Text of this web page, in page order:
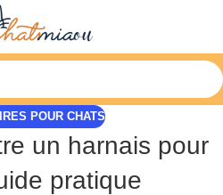
POUR CHATS
un harnais pour
pratique